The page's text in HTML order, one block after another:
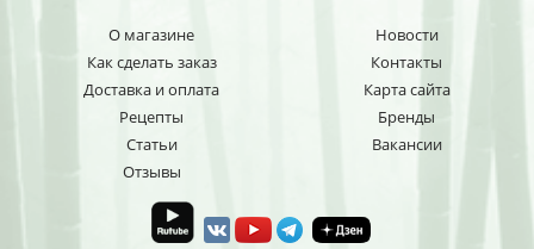
О магазине
Как сделать заказ
Доставка и оплата
Рецепты
Статьи
Отзывы
Новости
Контакты
Карта сайта
Бренды
Вакансии